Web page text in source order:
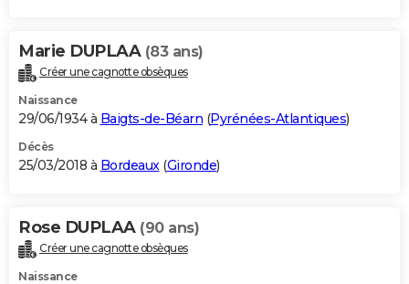
Marie DUPLAA (83 ans)
Créer une cagnotte obsèques
Naissance
29/06/1934 à Baigts-de-Béarn (Pyrénées-Atlantiques)
Décès
25/03/2018 à Bordeaux(Gironde)
Rose DUPLAA (90 ans)
Créer une cagnotte obsèques
Naissance